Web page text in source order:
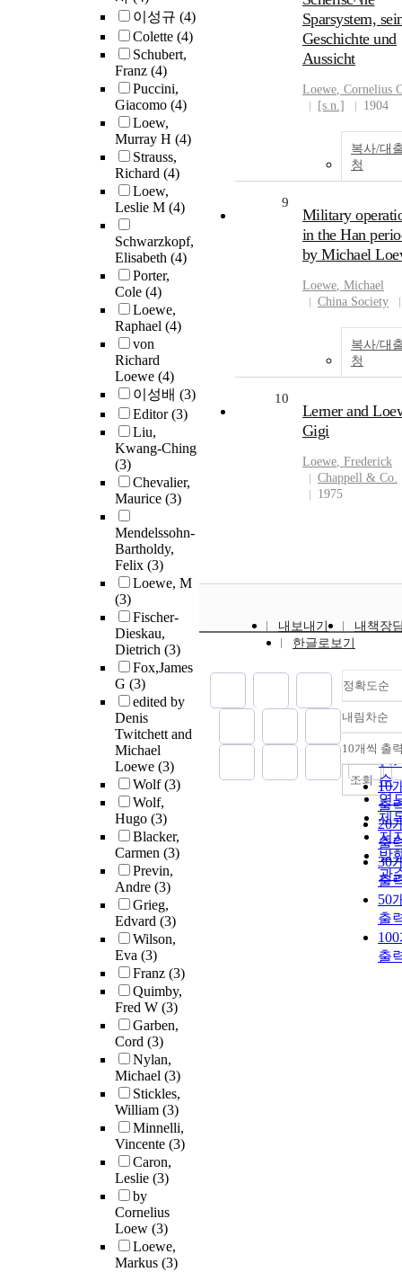
이성규 (4)
Colette (4)
Schubert,
Franz (4)
Puccini,
Giacomo (4)
Loew,
Murray H (4)
Strauss,
Richard (4)
Loew,
Leslie M (4)
Schwarzkopf,
Elisabeth (4)
Porter,
Cole (4)
Loewe,
Raphael (4)
von
Richard
Loewe (4)
이성배 (3)
Editor(3)
Liu,
Kwang-Ching
(3)
Chevalier,
Maurice (3)
Mendelssohn-
Bartholdy,
Felix (3)
Loewe, M
(3)
Fischer-
Dieskau,
Dietrich (3)
Fox,James
G (3)
edited by
Denis
Twitchett and
Michael
Loewe (3)
Wolf(3)
Wolf,
Hugo (3)
Blacker,
Carmen (3)
Previn,
Andre (3)
Grieg,
Edvard (3)
Wilson,
Eva (3)
Franz (3)
Quimby,
Fred W (3)
Garben,
Cord (3)
Nylan,
Michael (3)
Stickles,
William (3)
Minnelli,
Vincente (3)
Caron,
Leslie (3)
by
Cornelius
Loew (3)
Loewe,
Markus (3)
Sparsystem,
Geschichte und
Aussicht
Loewe, Cornelius
[s.n.]
1904
복사/대
청
9
Military
in the Han
by Michael
Loewe, Michael
China Society
복사/대
청
10
Lerner and
Gigi
Loewe, Frederick
Chappell & Co.
1975
내보내기
내책장
한글로보기
정확도순
정
순
인
순
연
제
저
발
관
내림차순
내
10개씩 출
10
출
20
출
30
출
50
출
출
조회